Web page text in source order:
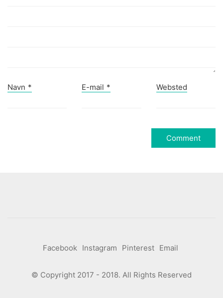
Navn * E-mail * Websted
Facebook Instagram Pinterest Email
© Copyright 2017 - 2018. All Rights Reserved